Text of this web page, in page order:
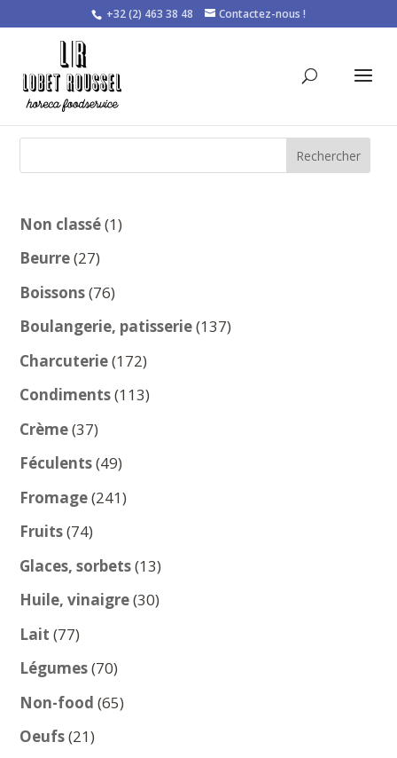
+32 (2) 463 38 48 Contactez-nous !
Rechercher
Non classé 11
Beurre 2727
produits
Boissons 7676
produits
Boulangerie, patisserie 137137
Charcuterie 172172
produits
Condiments 113113
Crème 3737
produits
Féculents 4949
produits
Fromage 241241
Fruits 7474
produits
Glaces, sorbets 1313
produits
Huile, vinaigre 3030
Lait 7777
produits
Légumes 7070
produits
Non-food 6565
Oeufs 2121